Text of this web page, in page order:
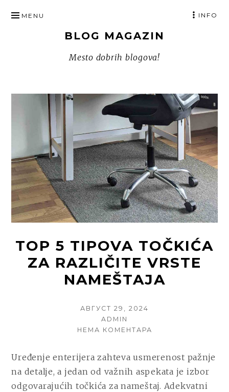
TO
BLOG MAGAZIN
Mesto dobrih blogova!
MENU INFO
TOP 5 TIPOVA TOČKIĆA
ZA RAZLIČITE VRSTE
NAMEŠTAJA
POSTED
АВГУСТ 29, 2024
AUTHOR
ADMIN
НЕМА КОМЕНТАРА
TIPOVA
TOČKIĆA
ZA
Uređenje enterijera zahteva usmerenost pažnje
na detalje, a jedan od važnih aspekata je izbor
odgovarajućih točkića za nameštaj. Adekvatni